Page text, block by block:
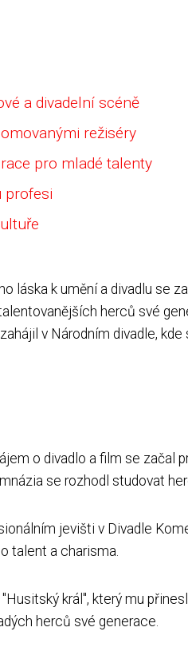
a divadelní scéně
režiséry
pro mladé talenty
profesi
láska k umění a divadlu se
herců své
v Národním divadle,
o divadlo a film se
se rozhodl studovat
jevišti v Divadle
talent a charisma.
král", který mu
herců své generace.